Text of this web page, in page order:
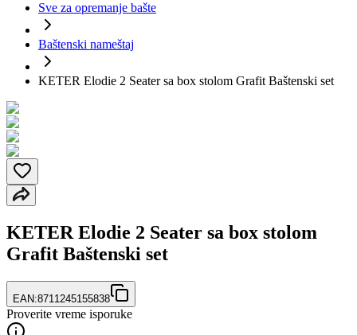
Sve za opremanje bašte
Baštenski nameštaj
KETER Elodie 2 Seater sa box stolom Grafit Baštenski set
KETER Elodie 2 Seater sa box stolom
Grafit Baštenski set
EAN:8711245155838
Proverite vreme isporuke